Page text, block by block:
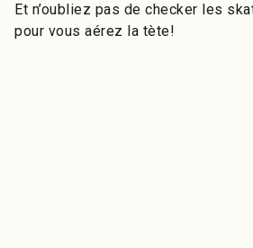
Et n’oubliez pas de checker les
pour vous aérez la tète!